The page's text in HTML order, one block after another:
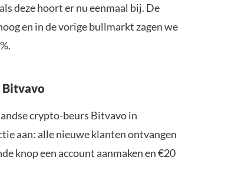
deze hoort er nu eenmaal bij. De
en in de vorige bullmarkt zagen we
crypto-beurs Bitvavo in
aan: alle nieuwe klanten ontvangen
knop een account aanmaken en €20